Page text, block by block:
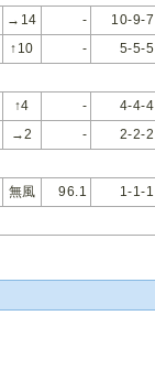
→14 - 10-9-7
↑10 - 5-5-5
↑4 - 4-4-4
→2 - 2-2-2
無風 96.1 1-1-1